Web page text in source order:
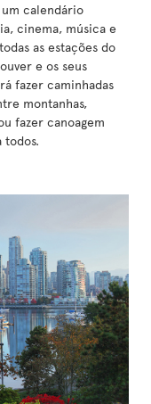
calendário
cinema, música e
as estações do
e os seus
fazer caminhadas
montanhas,
fazer canoagem
todos.